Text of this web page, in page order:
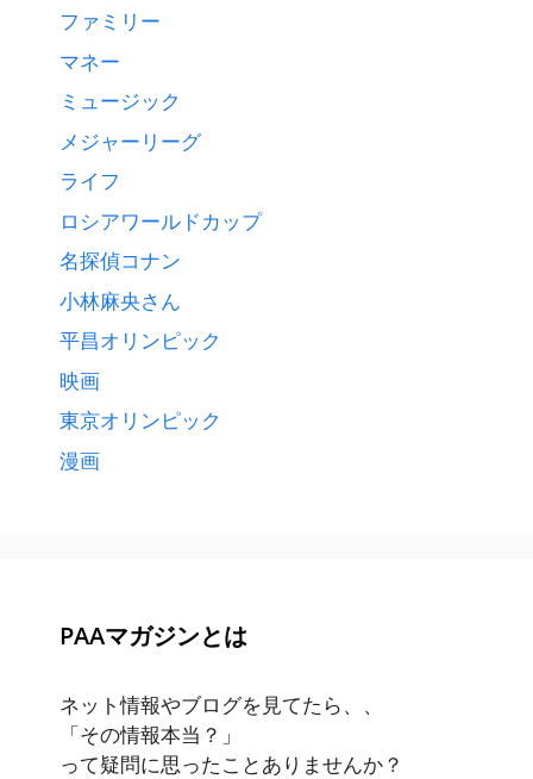
ファミリー
マネー
ミュージック
メジャーリーグ
ライフ
ロシアワールドカップ
名探偵コナン
小林麻央さん
平昌オリンピック
映画
東京オリンピック
漫画
PAAマガジンとは
ネット情報やブログを見てたら、、
「その情報本当？」
って疑問に思ったことありませんか？